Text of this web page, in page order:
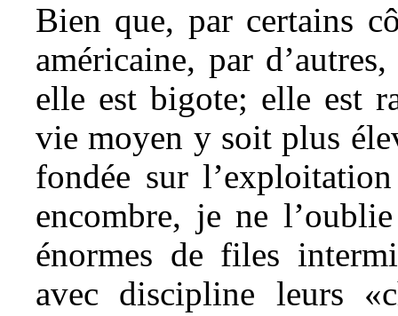
Bien que, par certains
américaine, par
elle est bigote; elle est
vie moyen y soit plus
fondée sur
encombre, je ne
énormes de files
avec discipline leurs